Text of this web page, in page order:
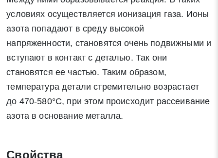
условиях осуществляется ионизация газа. Ионы
азота попадают в среду высокой
напряженности, становятся очень подвижными и
вступают в контакт с деталью. Так они
становятся ее частью. Таким образом,
температура детали стремительно возрастает
до 470-580°С, при этом происходит рассеивание
азота в основание металла.
Свойства
Заявка на обратный звонок